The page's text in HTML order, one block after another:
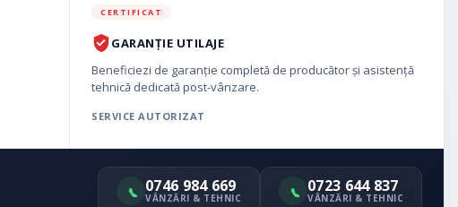
CERTIFICAT
GARANȚIE UTILAJE
Beneficiezi de garanție completă de producător și asistență
tehnică dedicată post-vânzare.
SERVICE AUTORIZAT
0746 984 669
VÂNZĂRI & TEHNIC
0723 644 837
VÂNZĂRI & TEHNIC